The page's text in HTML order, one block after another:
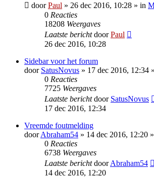
doorPaul » 26 dec 2016, 10:28 » in
0 Reacties
18208 Weergaves
Laatste berichtdoorPaul
26 dec 2016, 10:28
Sidebar voor het forum
door SatusNovus » 17 dec 2016, 12:34
0 Reacties
7725 Weergaves
Laatste berichtdoor SatusNovus
17 dec 2016, 12:34
Vreemde foutmelding
doorAbraham54 » 14 dec 2016, 12:20
0 Reacties
6738 Weergaves
Laatste berichtdoorAbraham54
14 dec 2016, 12:20